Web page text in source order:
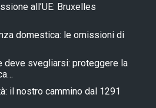
all’UE: Bruxelles
domestica: le omissioni di
deve svegliarsi: proteggere la
il nostro cammino dal 1291